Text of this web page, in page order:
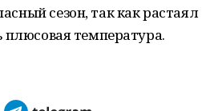
сезон, так как растаял
плюсовая температура.